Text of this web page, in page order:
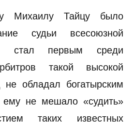
Михаилу Тайцу было
судьи всесоюзной
стал первым среди
такой высокой
не обладал богатырским
не мешало «судить»
таких известных